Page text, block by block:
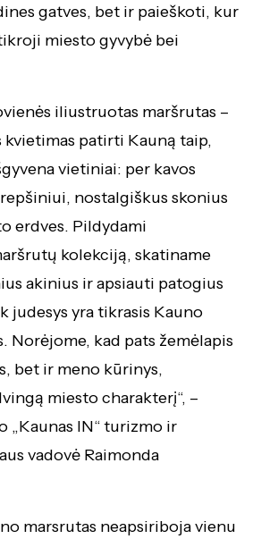
gatves, bet ir paieškoti, kur
miesto gyvybė bei
iliustruotas maršrutas –
patirti Kauną taip,
vietiniai: per kavos
nostalgiškus skonius
erdves. Pildydami
kolekciją, skatiname
akinius ir apsiauti patogius
judesys yra tikrasis Kauno
Norėjome, kad pats žemėlapis
bet ir meno kūrinys,
miesto charakterį“, –
„Kaunas IN“ turizmo ir
vadovė Raimonda
marsrutas neapsiriboja vienu